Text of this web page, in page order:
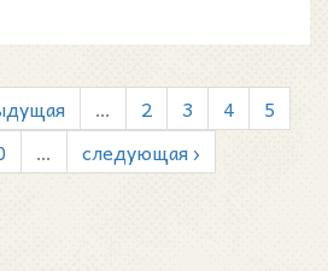
… 2 3 4
5
…
следующая ›